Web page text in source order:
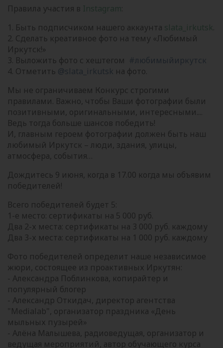
Правила участия в Instagram:
1. Быть подписчиком нашего аккаунта slata_irkutsk.
2. Сделать креативное фото на тему «Любимый
Иркутск!»
3. Выложить фото с хештегом #любимыйиркутск
4. Отметить @slata_irkutsk на фото.
Мы не ограничиваем Конкурс строгими
правилами. Важно, чтобы Ваши фотографии были
позитивными, оригинальными, интересными....
Ведь тогда больше шансов победить!
И, главным героем фотографии должен быть наш
любимый Иркутск – люди, здания, улицы,
атмосфера, события…
Дождитесь 9 июня, когда в 17.00 когда мы объявим
победителей!
Всего победителей будет 5:
1-е место: сертификаты на 5 000 руб.
Два 2-х места: сертификаты на 3 000 руб. каждому
Два 3-х места: сертификаты на 1 000 руб. каждому
Фото победителей определит наше независимое
жюри, состоящее из проактивных Иркутян:
- Александра Поблинкова, копирайтер и
популярный блогер
- Александр Откидач, директор агентства
"Medialab", организатор праздника «День
мыльных пузырей»
- Алёна Малышева, радиоведущая, организатор и
ведущая мероприятий, автор обучающего курса